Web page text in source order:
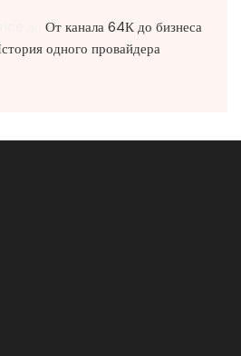
От канала 64К до бизнеса
одного провайдера